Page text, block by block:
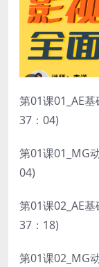
第01课01_AE
37：04)
第01课01_MG
04)
第01课02_AE
37：18)
第01课02_MG